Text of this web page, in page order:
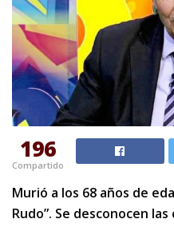
196
Compartido
Murió a los 68 años de
Rudo”. Se desconocen